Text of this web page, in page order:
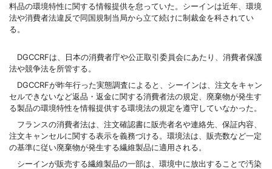
料品の環境特性に関する情報提供を怠っていた。シーインは近年、環境
法や消費者法違反で同国規制当局から立て続けに制裁金を科されてい
る。
DGCCRFは、日本の消費者庁や公正取引委員会にあたり、消費者保護
法や競争法を所管する。
DGCCRFが昨年行った実態調査によると、シーインは、注文をキャン
セルできないなど返品・返金に関する消費者法の規定、廃棄物が発生す
る製品の環境特性を情報提供する環境法の規定を遵守していなかった。
フランスの消費者法は、注文確認書に販売者名や連絡先、保証内容、
注文キャンセルに関する表示を義務づける。環境法は、販売数など一定
の基準に従い廃棄物が発生する繊維製品に適用される。
シーインが販売する繊維製品の一部は、環境中に放出することで汚染